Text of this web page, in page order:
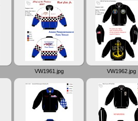
VW1961.jpg VW1962.jpg